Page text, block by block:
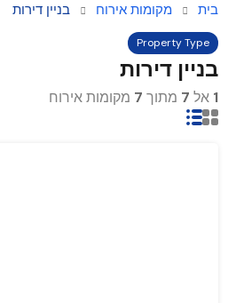
בית מקומות אירוח בניין דירות
Property Type
בניין דירות
1 אל 7 מתוך 7 מקומות אירוח